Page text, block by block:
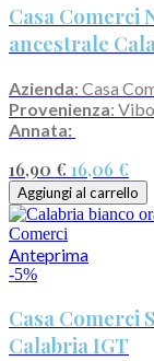
Casa Comerci
ancestrale
Azienda: Casa
Provenienza:
Annata:
16,90 € 16,06 €
Aggiungi al carrello
Anteprima
-5%
Casa Comerci
Calabria IGT